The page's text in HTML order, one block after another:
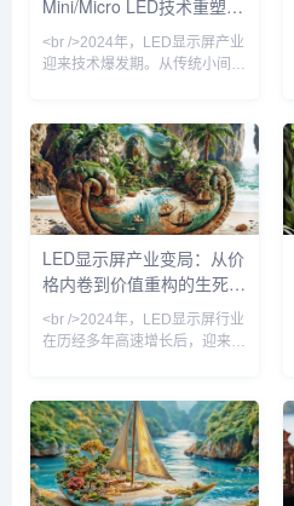
能10万片。业内普遍认为，这
Mini/Micro LED技术重塑显
示新格局
<br />2024年，LED显示屏产业
迎来技术爆发期。从传统小间距
变革。据最新行业报道，多家头
部企业已实现Mini LED背光显
示器的量产，其亮度、对比度和
色彩表现力均超越传统LCD，甚
至在某些维度上可与OLED抗
衡。更引人注目的是，Micro
LED技术已从实验室走向小规模
商用，苹果、三星等巨头纷纷加
LED显示屏产业变局：从价
格内卷到价值重构的生死竞
速
<br />2024年，LED显示屏行业
在历经多年高速增长后，迎来深
热化，部分厂商毛利率跌破
15%，而P0.9以下微间距市场
却保持30%以上增速。利亚德、
洲明科技、艾比森等头部企业纷
纷加码 Micro LED 中试线，试